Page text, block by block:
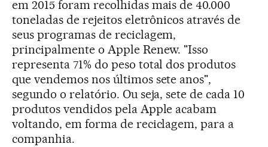
em 2015 foram recolhidas mais de 40.000
toneladas de rejeitos eletrônicos através de
seus programas de reciclagem,
principalmente o Apple Renew. "Isso
representa 71% do peso total dos produtos
que vendemos nos últimos sete anos",
segundo o relatório. Ou seja, sete de cada 10
produtos vendidos pela Apple acabam
voltando, em forma de reciclagem, para a
companhia.